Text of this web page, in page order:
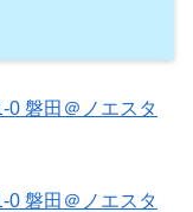
0 磐田＠ノエスタ
0 磐田＠ノエスタ